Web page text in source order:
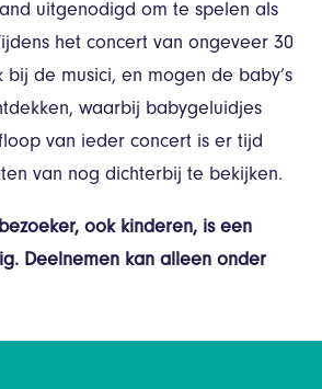
uitgenodigd om te spelen als
het concert van ongeveer 30
bij de musici, en mogen de baby’s
waarbij babygeluidjes
van ieder concert is er tijd
van nog dichterbij te bekijken.
ook kinderen, is een
Deelnemen kan alleen onder